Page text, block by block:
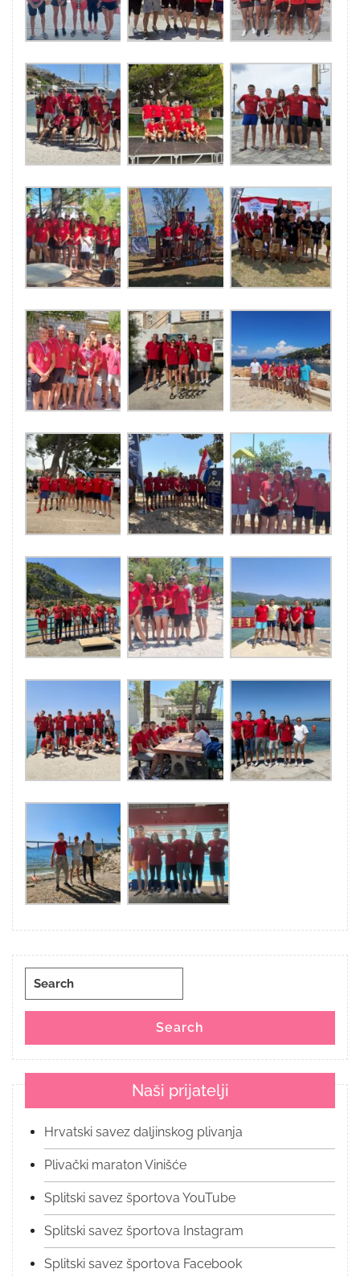
Search
Search
Naši prijatelji
Hrvatski savez daljinskog plivanja
Plivački maraton Vinišće
Splitski savez športova YouTube
Splitski savez športova Instagram
Splitski savez športova Facebook